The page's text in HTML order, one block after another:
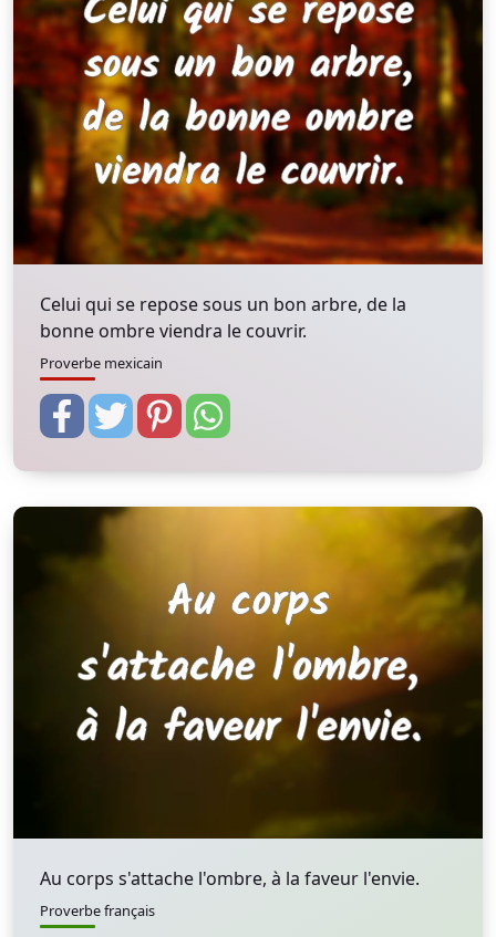
Celui qui se repose sous un bon arbre, de la
bonne ombre viendra le couvrir.
Proverbe mexicain
Au corps s'attache l'ombre, à la faveur l'envie.
Proverbe français